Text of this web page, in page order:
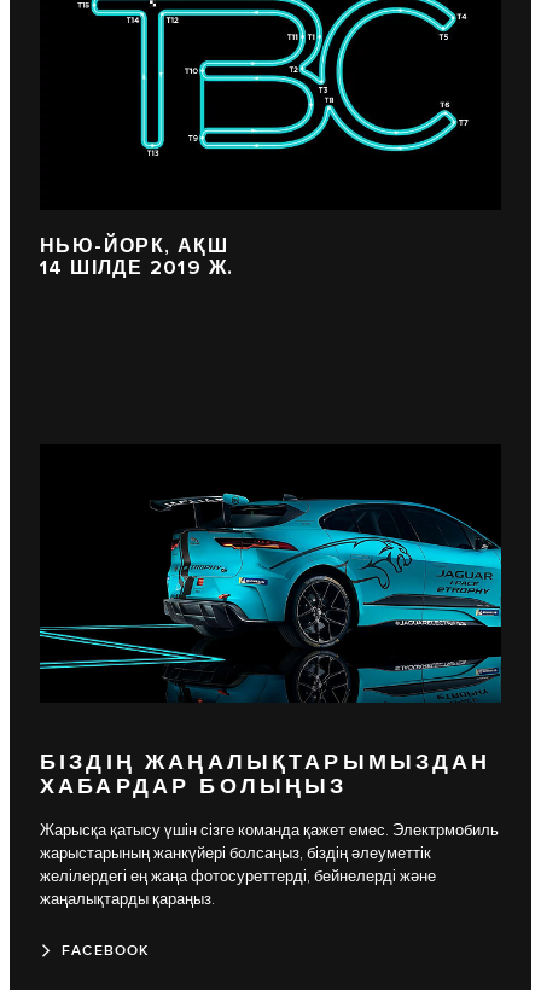
НЬЮ-ЙОРК, АҚШ
14 ШІЛДЕ 2019 Ж.
БІЗДІҢ ЖАҢАЛЫҚТАРЫМЫЗДАН
ХАБАРДАР БОЛЫҢЫЗ
Жарысқа қатысу үшін сізге команда қажет емес. Электрмобиль
жарыстарының жанкүйері болсаңыз, біздің әлеуметтік
желілердегі ең жаңа фотосуреттерді, бейнелерді және
жаңалықтарды қараңыз.
FACEBOOK